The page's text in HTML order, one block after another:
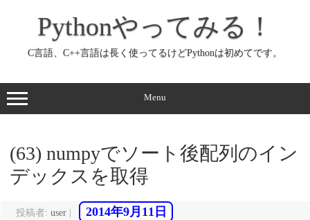
ッ
プ
Pythonやってみる！
C言語、C++言語は長く使ってるけどPythonは初めてです。
Menu
(63) numpyでソート後配列のイン
デックスを取得
投稿者: user 2014年9月11日